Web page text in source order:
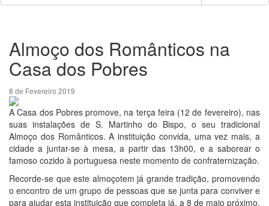
Almoço dos Românticos na
Casa dos Pobres
8 de Fevereiro 2019
A Casa dos Pobres promove, na terça feira (12 de fevereiro), nas
suas instalações de S. Martinho do Bispo, o seu tradicional
Almoço dos Românticos. A instituição convida, uma vez mais, a
cidade a juntar-se à mesa, a partir das 13h00, e a saborear o
famoso cozido à portuguesa neste momento de confraternização.
Recorde-se que este almoçotem já grande tradição, promovendo
o encontro de um grupo de pessoas que se junta para conviver e
para ajudar esta instituição que completa já, a 8 de maio próximo,